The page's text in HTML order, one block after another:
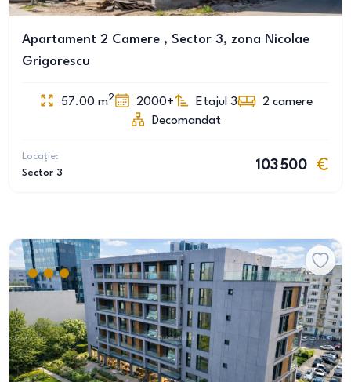
Apartament 2 Camere , Sector 3, zona Nicolae
Grigorescu
57.00 m2 2000+ Etajul 3 2 camere
Decomandat
Locație:
Sector 3
103 500